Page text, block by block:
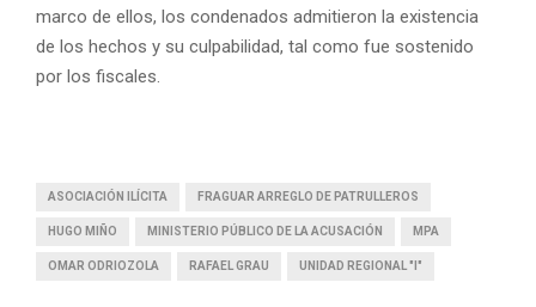
marco de ellos, los condenados admitieron la existencia
de los hechos y su culpabilidad, tal como fue sostenido
por los fiscales.
ASOCIACIÓN ILÍCITA FRAGUAR ARREGLO DE PATRULLEROS
HUGO MIÑO MINISTERIO PÚBLICO DE LA ACUSACIÓN MPA
OMAR ODRIOZOLA RAFAEL GRAU UNIDAD REGIONAL "I"